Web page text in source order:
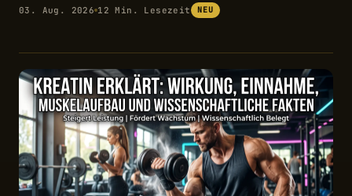
Vorteile bieten.
03. Aug. 2026 12 Min. Lesezeit NEU